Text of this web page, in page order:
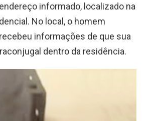
informado, localizado na
No local, o homem
informações de que sua
dentro da residência.